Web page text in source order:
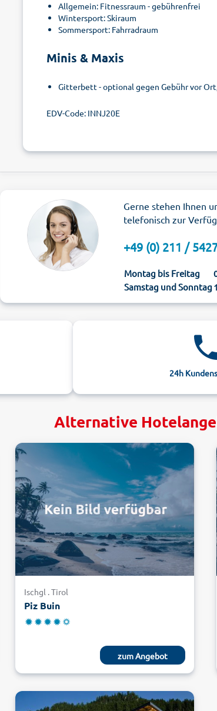
Allgemein: Fitnessraum - gebührenfrei
Wintersport: Skiraum
Sommersport: Fahrradraum
Minis & Maxis
Gitterbett - optional gegen Gebühr vor
EDV-Code: INNJ20E
Gerne stehen Ihnen
telefonisch zur
+49 (0) 211 /
Montag bis Freitag
Samstag und Sonntag
24h
Alternative
Ischgl . Tirol
Piz Buin
zum Angebot